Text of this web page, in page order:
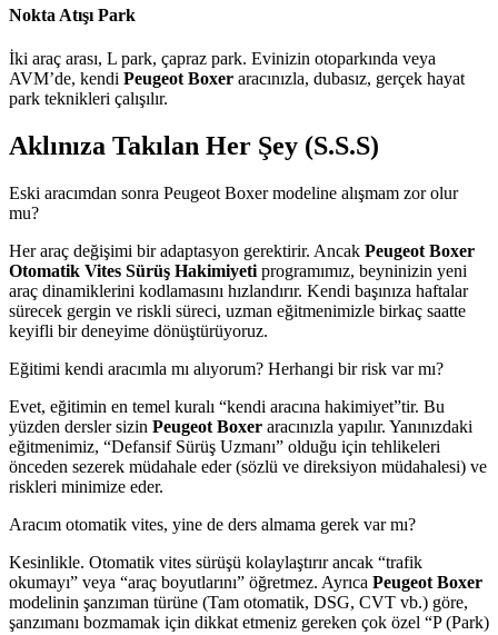
Nokta Atışı Park
İki araç arası, L park, çapraz park. Evinizin otoparkında veya
AVM’de, kendi Peugeot Boxer aracınızla, dubasız, gerçek hayat
park teknikleri çalışılır.
Aklınıza Takılan Her Şey (S.S.S)
Eski aracımdan sonra Peugeot Boxer modeline alışmam zor olur
mu?
Her araç değişimi bir adaptasyon gerektirir. Ancak Peugeot Boxer
Otomatik Vites Sürüş Hakimiyeti programımız, beyninizin yeni
araç dinamiklerini kodlamasını hızlandırır. Kendi başınıza haftalar
sürecek gergin ve riskli süreci, uzman eğitmenimizle birkaç saatte
keyifli bir deneyime dönüştürüyoruz.
Eğitimi kendi aracımla mı alıyorum? Herhangi bir risk var mı?
Evet, eğitimin en temel kuralı “kendi aracına hakimiyet”tir. Bu
yüzden dersler sizin Peugeot Boxer aracınızla yapılır. Yanınızdaki
eğitmenimiz, “Defansif Sürüş Uzmanı” olduğu için tehlikeleri
önceden sezerek müdahale eder (sözlü ve direksiyon müdahalesi) ve
riskleri minimize eder.
Aracım otomatik vites, yine de ders almama gerek var mı?
Kesinlikle. Otomatik vites sürüşü kolaylaştırır ancak “trafik
okumayı” veya “araç boyutlarını” öğretmez. Ayrıca Peugeot Boxer
modelinin şanzıman türüne (Tam otomatik, DSG, CVT vb.) göre,
şanzımanı bozmamak için dikkat etmeniz gereken çok özel “P (Park)